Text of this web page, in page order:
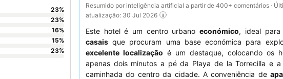
Resumido por inteligência artificial a partir de 400+ comentários ·
atualização: 30 Jul 2026
Este hotel é um centro urbanoeconómico, ideal
casais que procuram uma base económica para
excelente localização é um destaque, colocando os
apenas dois minutos a pé da Playa de la Torrecilla e a
caminhada do centro da cidade. A conveniência de
23%
23%
16%
15%
23%